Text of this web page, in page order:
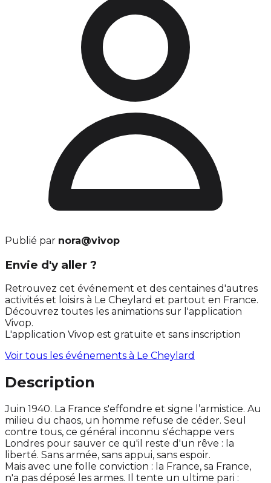
Publié par nora@vivop
Envie d'y aller ?
Retrouvez cet événement et des centaines d'autres
activités et loisirs à Le Cheylard et partout en France.
Découvrez toutes les animations sur l'application
Vivop.
L'application Vivop est gratuite et sans inscription
Voir tous les événements à Le Cheylard
Description
Juin 1940. La France s'effondre et signe l’armistice. Au
milieu du chaos, un homme refuse de céder. Seul
contre tous, ce général inconnu s'échappe vers
Londres pour sauver ce qu'il reste d'un rêve : la
liberté. Sans armée, sans appui, sans espoir.
Mais avec une folle conviction : la France, sa France,
n'a pas déposé les armes. Il tente un ultime pari :